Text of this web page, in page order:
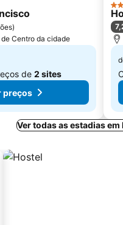
)
Centro da cidade
de 2 sites
preços
2
Ver todas as estadias em